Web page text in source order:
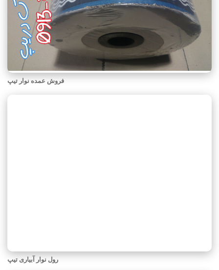
فروش عمده نوار تیپ
رول نوار آبیاری تیپ